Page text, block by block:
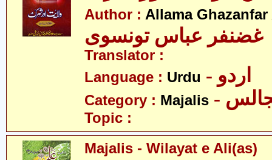
Author : Allama
غضنفر عباس تونسوی
Translator :
Language : Urdu - اردو
Category : Majalis
Topic :
Majalis - Wilayat e Ali(as)